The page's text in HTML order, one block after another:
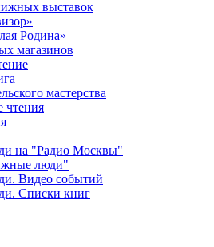
выставок
Родина»
магазинов
мастерства
чтения
на "Радио Москвы"
люди"
Видео событий
Списки книг